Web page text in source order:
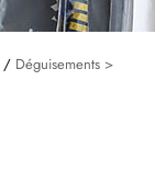
/ Déguisements >